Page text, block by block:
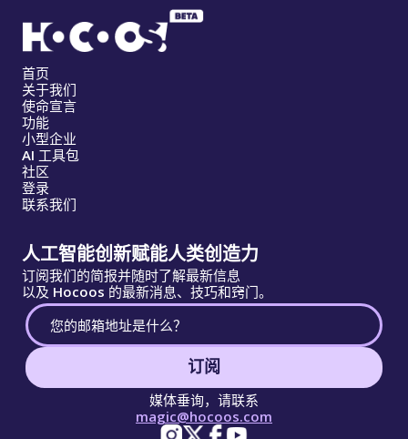
首页
关于我们
使命宣言
功能
小型企业
AI 工具包
社区
登录
联系我们
人工智能创新赋能人类创造力
订阅我们的简报并随时了解最新信息
以及 Hocoos 的最新消息、技巧和窍门。
订阅
媒体垂询，请联系
magic@hocoos.com